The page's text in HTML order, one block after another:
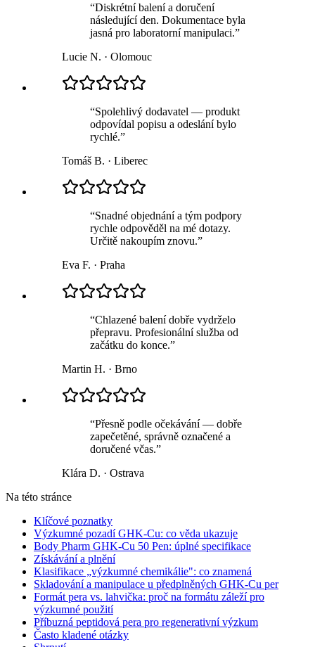
“Diskrétní balení a doručení
následující den. Dokumentace byla
jasná pro laboratorní manipulaci.”
Lucie N. · Olomouc
“Spolehlivý dodavatel — produkt
odpovídal popisu a odeslání bylo
rychlé.”
Tomáš B. · Liberec
“Snadné objednání a tým podpory
rychle odpověděl na mé dotazy.
Určitě nakoupím znovu.”
Eva F. · Praha
“Chlazené balení dobře vydrželo
přepravu. Profesionální služba od
začátku do konce.”
Martin H. · Brno
“Přesně podle očekávání — dobře
zapečetěné, správně označené a
doručené včas.”
Klára D. · Ostrava
Na této stránce
Klíčové poznatky
Výzkumné pozadí GHK-Cu: co věda ukazuje
Body Pharm GHK-Cu 50 Pen: úplné specifikace
Získávání a plnění
Klasifikace „výzkumné chemikálie": co znamená
Skladování a manipulace u předplněných GHK-Cu per
Formát pera vs. lahvička: proč na formátu záleží pro
výzkumné použití
Příbuzná peptidová pera pro regenerativní výzkum
Často kladené otázky